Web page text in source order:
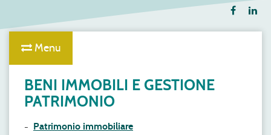
Menu
BENI IMMOBILI E GESTIONE
PATRIMONIO
Patrimonio immobiliare